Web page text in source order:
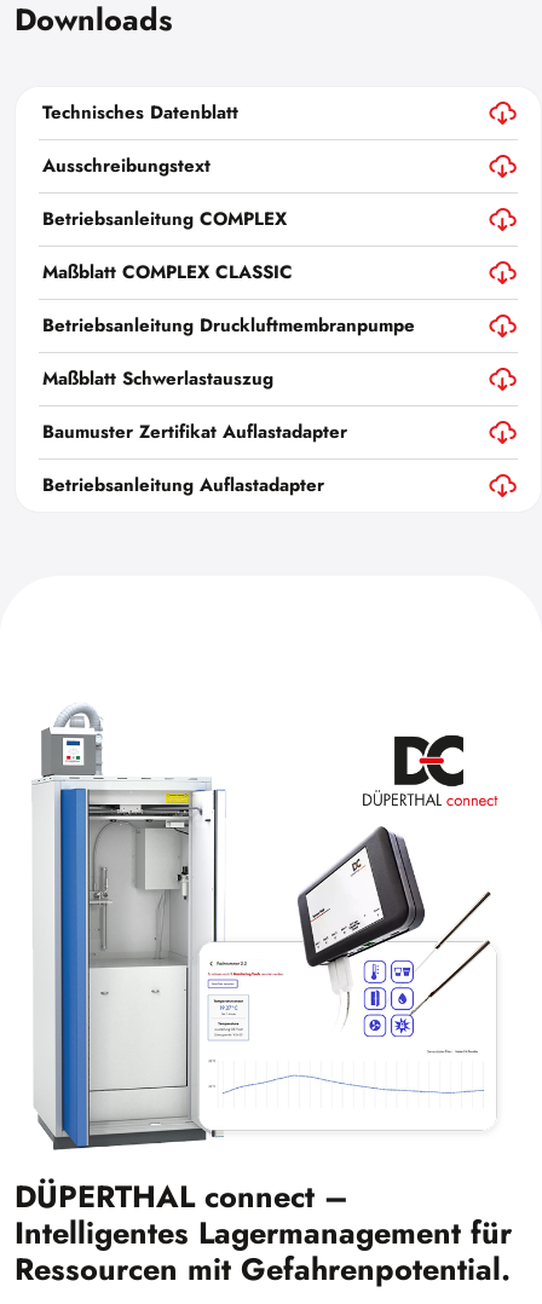
Downloads
Technisches Datenblatt
Ausschreibungstext
Betriebsanleitung COMPLEX
Maßblatt COMPLEX CLASSIC
Betriebsanleitung Druckluftmembranpumpe
Maßblatt Schwerlastauszug
Baumuster Zertifikat Auflastadapter
Betriebsanleitung Auflastadapter
DÜPERTHAL connect –
Intelligentes Lagermanagement für
Ressourcen mit Gefahrenpotential.